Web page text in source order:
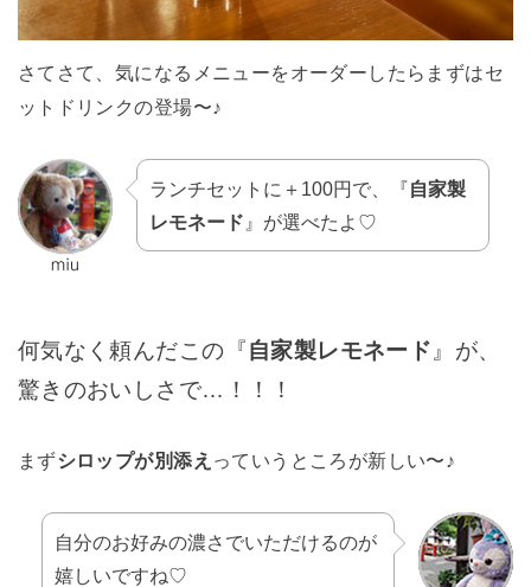
さてさて、気になるメニューをオーダーしたらまずはセ
ットドリンクの登場〜♪
ランチセットに＋100円で、『自家製
レモネード 』が選べたよ♡
何気なく頼んだこの『自家製レモネード 』が、
驚きのおいしさで…！！！
まずシロップが別添え っていうところが新しい〜♪
自分のお好みの濃さでいただけるのが
嬉しいですね♡